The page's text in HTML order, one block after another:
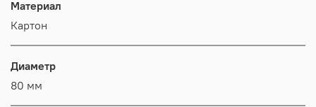
Материал
Картон
Диаметр
80 мм